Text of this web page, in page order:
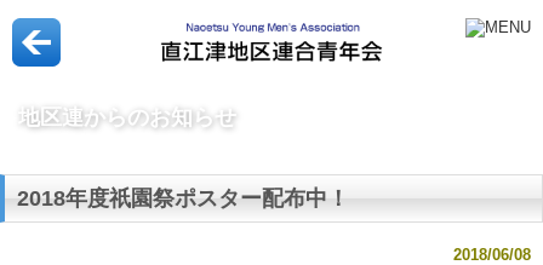
地区連からのお知らせ
2018年度祇園祭ポスター配布中！
2018/06/08